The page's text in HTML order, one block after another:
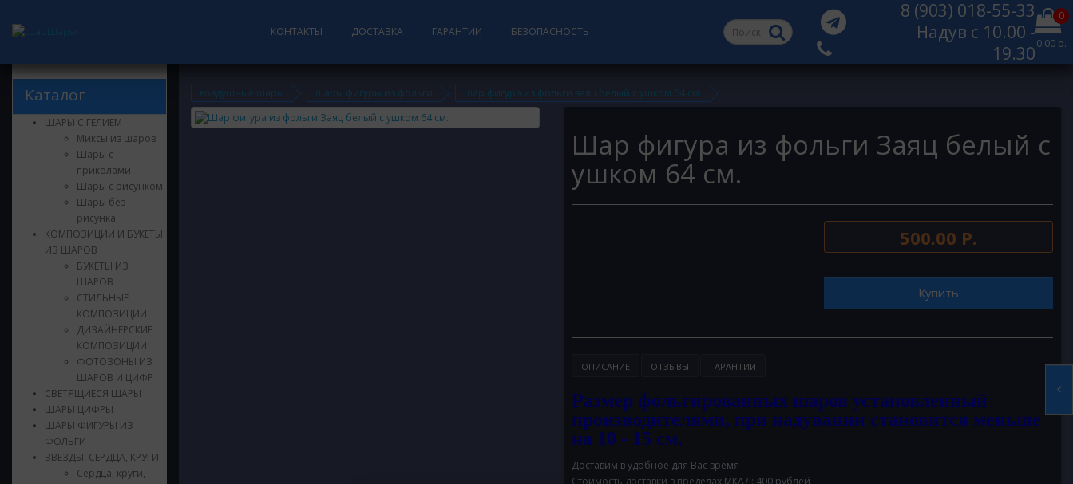
КОНТАКТЫ ДОСТАВКА ГАРАНТИИ БЕЗОПАСНОСТЬ
8 (903) 018-55-33
Надув с 10.00 -
19.30
0
0.00 р.
Каталог
ШАРЫ С ГЕЛИЕМ
Миксы из шаров
Шары с
приколами
Шары с рисунком
Шары без
рисунка
КОМПОЗИЦИИ И БУКЕТЫ
ИЗ ШАРОВ
БУКЕТЫ ИЗ
ШАРОВ
СТИЛЬНЫЕ
КОМПОЗИЦИИ
ДИЗАЙНЕРСКИЕ
КОМПОЗИЦИИ
ФОТОЗОНЫ ИЗ
ШАРОВ И ЦИФР
СВЕТЯЩИЕСЯ ШАРЫ
ШАРЫ ЦИФРЫ
ШАРЫ ФИГУРЫ ИЗ
ФОЛЬГИ
ЗВЕЗДЫ, СЕРДЦА, КРУГИ
Сердца, круги,
воздушные шары шары фигуры из фольги шар фигура из фольги заяц белый с ушком 64 см.
Шар фигура из фольги Заяц белый с
ушком 64 см.
500.00 Р.
Купить
ОПИСАНИЕ ОТЗЫВЫ ГАРАНТИИ
Размер фольгированных шаров установленный
производителями, при надувании становится меньше
на 10 - 15 см.
Доставим в удобное для Вас время
Стоимость доставки в пределах МКАД: 400 рублей